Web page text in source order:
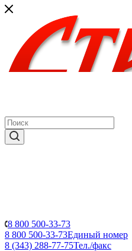
8 800 500-33-73
8 800 500-33-73Единый номер
8 (343) 288-77-75Тел./факс